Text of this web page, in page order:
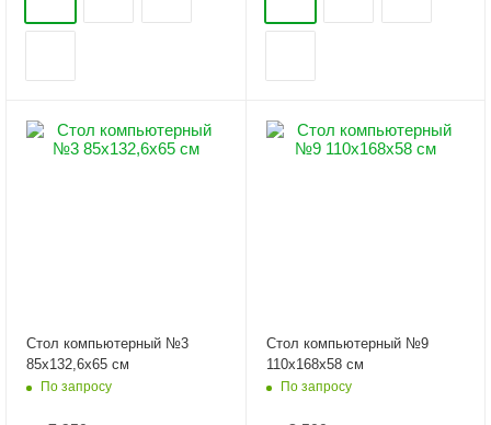
Стол компьютерный №3
85х132,6х65 см
По запросу
Стол компьютерный №9
110х168х58 см
По запросу